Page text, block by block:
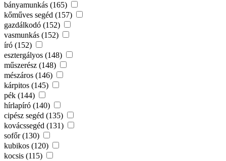
bányamunkás (165)
kőműves segéd (157)
gazdálkodó (152)
vasmunkás (152)
író (152)
esztergályos (148)
műszerész (148)
mészáros (146)
kárpitos (145)
pék (144)
hírlapíró (140)
cipész segéd (135)
kovácssegéd (131)
sofőr (130)
kubikos (120)
kocsis (115)